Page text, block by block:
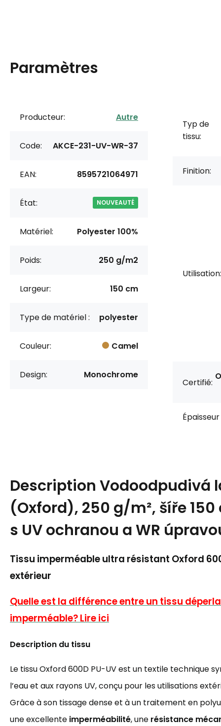
Paramètres
Producteur: Autre
Code: AKCE-231-UV-WR-37
EAN: 8595721064971
État: NOUVEAUTÉ
Matériel: Polyester 100%
Poids: 250 g/m2
Largeur: 150 cm
Type de matériel : polyester
Couleur: Camel
Design: Monochrome
Typ de
tissu:
Finition:
Utilisation:
Certifié:
Épaisseur
Description Vodoodpudivá
(Oxford), 250 g/m², šíře 150
s UV ochranou a WR
Tissu imperméable ultra résistant Oxford
extérieur
Quelle est la différence entre un tissu
imperméable? Lire ici
Description du tissu
Le tissu Oxford 600D PU-UV est un textile technique
l’eau et aux rayons UV, conçu pour les utilisations
Grâce à son tissage dense et à un traitement en
une excellente imperméabilité, une résistance